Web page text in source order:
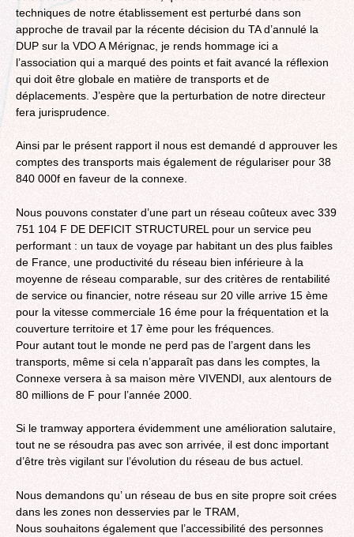
techniques de notre établissement est perturbé dans son
approche de travail par la récente décision du TA d’annulé la
DUP sur la VDO A Mérignac, je rends hommage ici a
l’association qui a marqué des points et fait avancé la réflexion
qui doit être globale en matière de transports et de
déplacements. J’espère que la perturbation de notre directeur
fera jurisprudence.
Ainsi par le présent rapport il nous est demandé d approuver les
comptes des transports mais également de régulariser pour 38
840 000f en faveur de la connexe.
Nous pouvons constater d’une part un réseau coûteux avec 339
751 104 F DE DEFICIT STRUCTUREL pour un service peu
performant : un taux de voyage par habitant un des plus faibles
de France, une productivité du réseau bien inférieure à la
moyenne de réseau comparable, sur des critères de rentabilité
de service ou financier, notre réseau sur 20 ville arrive 15 ème
pour la vitesse commerciale 16 éme pour la fréquentation et la
couverture territoire et 17 ème pour les fréquences.
Pour autant tout le monde ne perd pas de l’argent dans les
transports, même si cela n’apparaît pas dans les comptes, la
Connexe versera à sa maison mère VIVENDI, aux alentours de
80 millions de F pour l’année 2000.
Si le tramway apportera évidemment une amélioration salutaire,
tout ne se résoudra pas avec son arrivée, il est donc important
d’être très vigilant sur l’évolution du réseau de bus actuel.
Nous demandons qu’ un réseau de bus en site propre soit crées
dans les zones non desservies par le TRAM,
Nous souhaitons également que l’accessibilité des personnes